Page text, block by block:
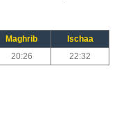
Maghrib
Ischaa
20:26 22:32